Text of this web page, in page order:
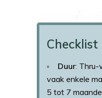
Checklist
Duur: Thru-
vaak enkele
5 tot 7